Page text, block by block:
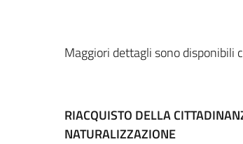
Maggiori dettagli sono disponibili
RIACQUISTO DELLA
NATURALIZZAZIONE